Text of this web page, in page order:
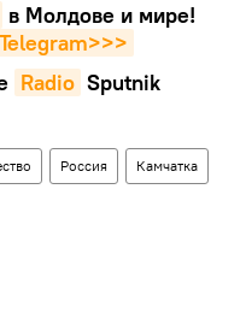
в Молдове и мире!
Telegram>>>
Radio Sputnik
Россия Камчатка